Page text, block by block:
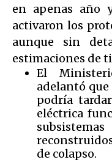
en apenas año
activaron los
aunque sin
estimaciones de
El
adelantó
podría
eléctrica
de colapso.